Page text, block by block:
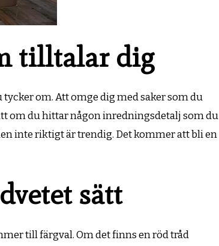
tilltalar dig
om. Att omge dig med saker som du
om du hittar någon inredningsdetalj som du
inte riktigt är trendig. Det kommer att bli en
sätt
till färgval. Om det finns en röd tråd